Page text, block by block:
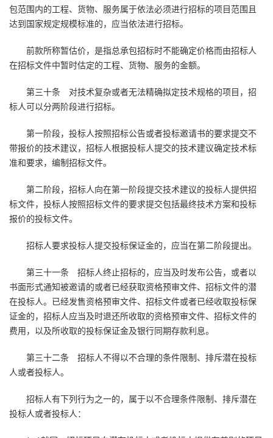
包范围内的工程、货物、服务属于依法必须进行招标的项目范围且
达到国家规定规模标准的，应当依法进行招标。
前款所称暂估价，是指总承包招标时不能确定价格而由招标人
在招标文件中暂时估定的工程、货物、服务的金额。
第三十条 对技术复杂或者无法精确拟定技术规格的项目，招
标人可以分两阶段进行招标。
第一阶段，投标人按照招标公告或者投标邀请书的要求提交不
带报价的技术建议，招标人根据投标人提交的技术建议确定技术标
准和要求，编制招标文件。
第二阶段，招标人向在第一阶段提交技术建议的投标人提供招
标文件，投标人按照招标文件的要求提交包括最终技术方案和投标
报价的投标文件。
招标人要求投标人提交投标保证金的，应当在第二阶段提出。
第三十一条 招标人终止招标的，应当及时发布公告，或者以
书面形式通知被邀请的或者已经获取资格预审文件、招标文件的潜
在投标人。已经发售资格预审文件、招标文件或者已经收取投标保
证金的，招标人应当及时退还所收取的资格预审文件、招标文件的
费用，以及所收取的投标保证金及银行同期存款利息。
第三十二条 招标人不得以不合理的条件限制、排斥潜在投标
人或者投标人。
招标人有下列行为之一的，属于以不合理条件限制、排斥潜在
投标人或者投标人：